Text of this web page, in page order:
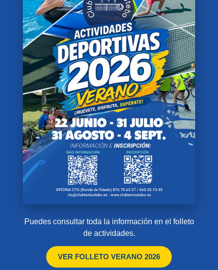
Puedes consultar toda la información en el folleto
de actividades.
VER FOLLETO VERANO 2026